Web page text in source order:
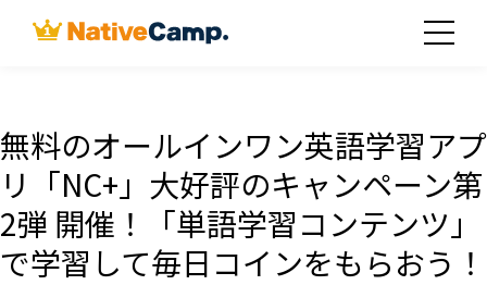
無料のオールインワン英語学習アプ
リ「NC+」大好評のキャンペーン第
2弾 開催！「単語学習コンテンツ」
で学習して毎日コインをもらおう！